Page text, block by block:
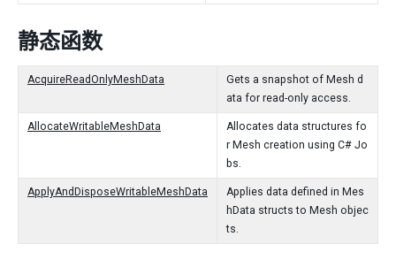
静态函数
AcquireReadOnlyMeshData
Gets a snapshot of Mesh d
ata for read-only access.
AllocateWritableMeshData
Allocates data structures fo
r Mesh creation using C# Jo
bs.
ApplyAndDisposeWritableMeshData
Applies data defined in Mes
hData structs to Mesh objec
ts.